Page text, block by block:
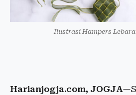
Ilustrasi Hampers
Harianjogja.com, JOGJA